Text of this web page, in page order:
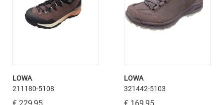
LOWA
211180-5108
LOWA
321442-5103